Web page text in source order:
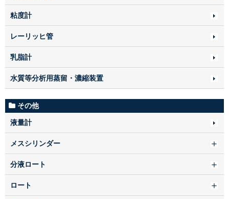
粘度計
レーリッヒ管
乳脂計
水質等分析用蒸留・濃縮装置
その他
液量計
メスシリンダー
分液ロート
ロート